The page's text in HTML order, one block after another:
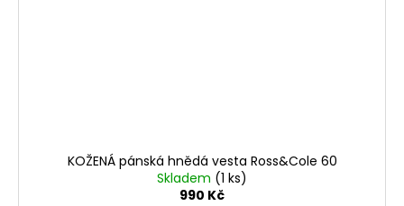
KOŽENÁ pánská hnědá vesta Ross&Cole 60
Skladem (1 ks)
990 Kč